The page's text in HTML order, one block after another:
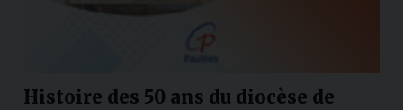
Histoire des 50 ans du diocèse de